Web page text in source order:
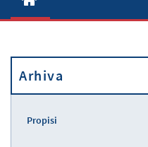
Aktivnosti
Propisi
Arhiva
Propisi